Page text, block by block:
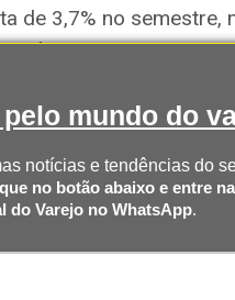
pelo mundo do
notícias e tendências do
no botão abaixo e entre na
do Varejo no WhatsApp.
de 3,7% no
protagoniza a
on 5 de agosto, 2026